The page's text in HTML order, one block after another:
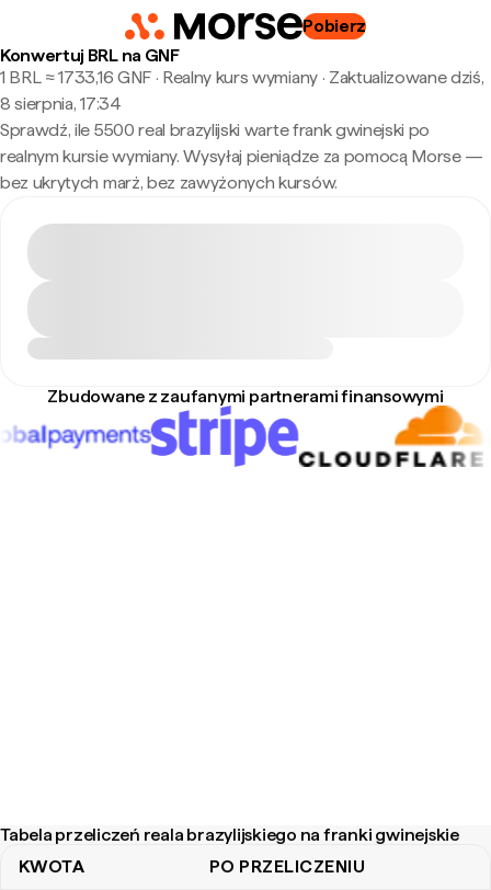
Pobierz
Konwertuj BRL na GNF
1 BRL ≈ 1733,16 GNF · Realny kurs wymiany· Zaktualizowane dziś,
8 sierpnia, 17:34
Sprawdź, ile 5500 real brazylijski warte frank gwinejski po
realnym kursie wymiany. Wysyłaj pieniądze za pomocą Morse —
bez ukrytych marż, bez zawyżonych kursów.
Zbudowane z zaufanymi partnerami finansowymi
Tabela przeliczeń reala brazylijskiego na franki gwinejskie
KWOTA PO PRZELICZENIU